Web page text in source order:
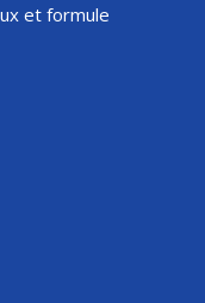
et formule